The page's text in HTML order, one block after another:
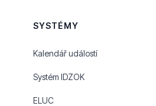
SYSTÉMY
Kalendář událostí
Systém IDZOK
ELUC